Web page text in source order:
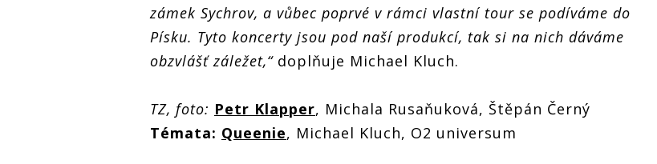
zámek Sychrov, a vůbec poprvé v rámci vlastní tour se podíváme do
Písku. Tyto koncerty jsou pod naší produkcí, tak si na nich dáváme
obzvlášť záležet,“doplňuje Michael Kluch.
TZ, foto: Petr Klapper, Michala Rusaňuková, Štěpán Černý
Témata: Queenie, Michael Kluch, O2 universum